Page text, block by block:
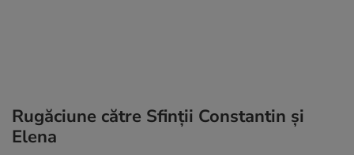
Rugăciune către Sfinții Constantin şi
Elena